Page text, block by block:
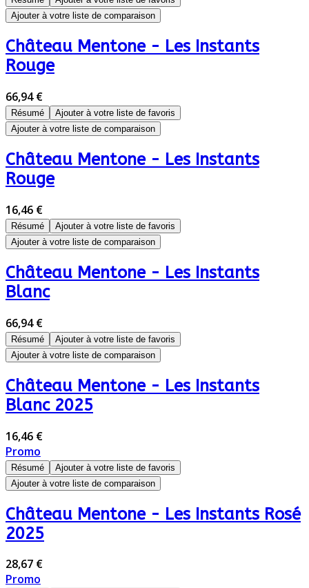
Ajouter à votre liste de comparaison
Château Mentone - Les Instants
Rouge
66,94 €
Résumé
Ajouter à votre liste de favoris
Ajouter à votre liste de comparaison
Château Mentone - Les Instants
Rouge
16,46 €
Résumé
Ajouter à votre liste de favoris
Ajouter à votre liste de comparaison
Château Mentone - Les Instants
Blanc
66,94 €
Résumé
Ajouter à votre liste de favoris
Ajouter à votre liste de comparaison
Château Mentone - Les Instants
Blanc 2025
16,46 €
Promo
Résumé
Ajouter à votre liste de favoris
Ajouter à votre liste de comparaison
Château Mentone - Les Instants Rosé
2025
28,67 €
Promo